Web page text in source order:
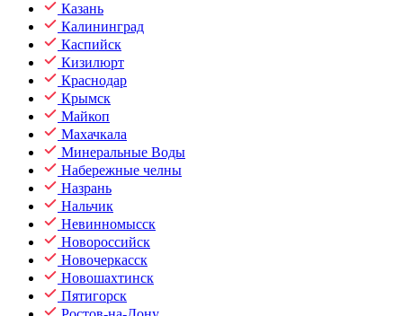
Казань
Калининград
Каспийск
Кизилюрт
Краснодар
Крымск
Майкоп
Махачкала
Минеральные Воды
Набережные челны
Назрань
Нальчик
Невинномысск
Новороссийск
Новочеркасск
Новошахтинск
Пятигорск